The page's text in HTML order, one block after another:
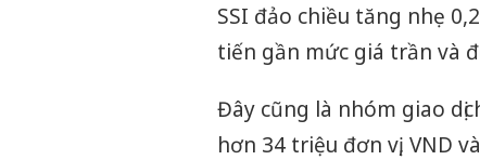
SSI đảo chiều tăng nhẹ
tiến gần mức giá trần và
Đây cũng là nhóm giao
hơn 34 triệu đơn vị, VND